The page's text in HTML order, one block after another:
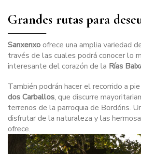
Grandes rutas para
Sanxenxoofrece una amplia variedad
través de las cuales podrá conocer lo
interesante del corazón de la Rías
También podrán hacer el recorrido a
dos Carballos, que discurre
terrenos de la parroquia de Bordóns.
disfrutar de la naturaleza y las
ofrece.